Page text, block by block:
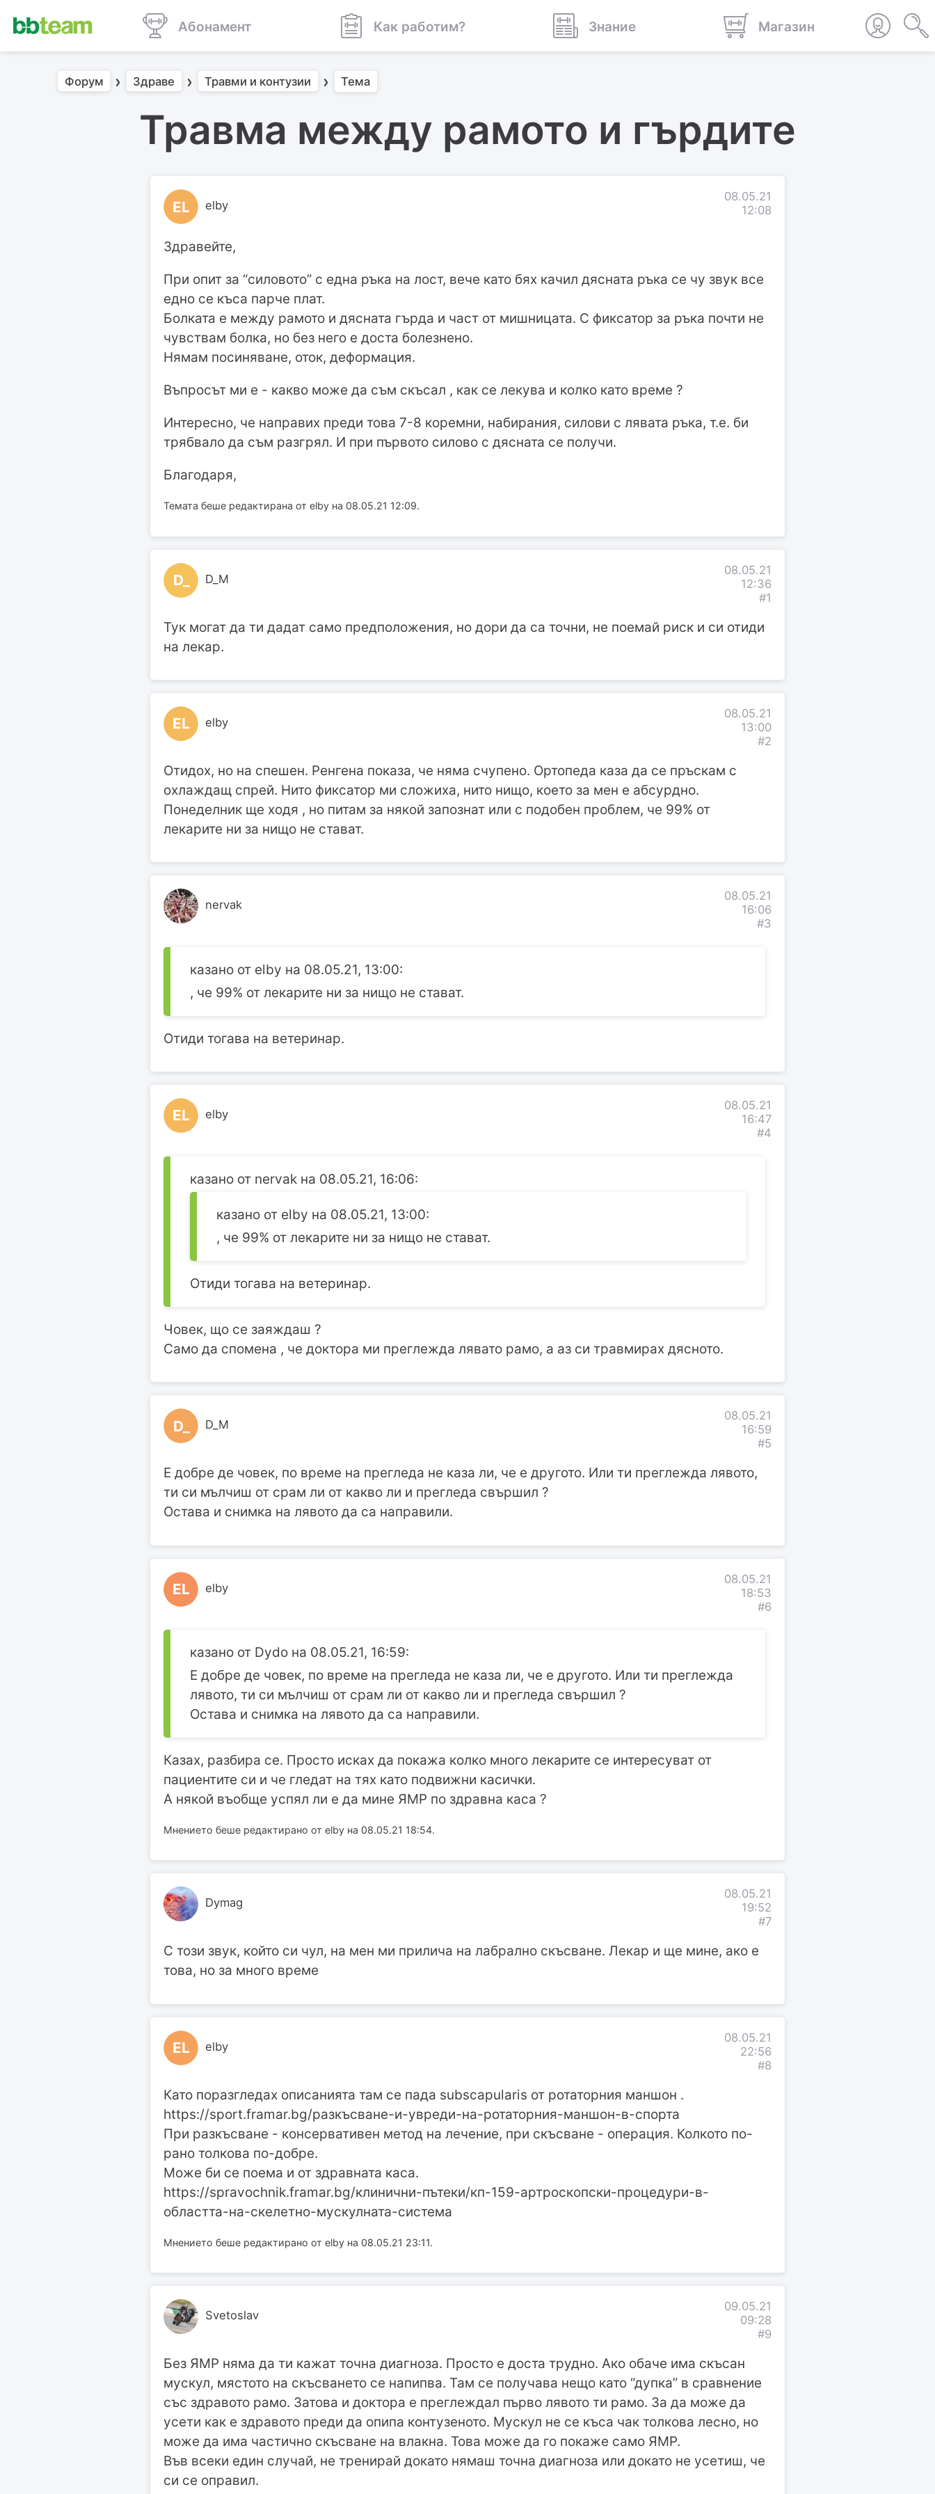
Абонамент Как работим? Знание Магазин
Форум Здраве Травми и контузии Тема
Травма между рамото и гърдите
EL elby
08.05.21
12:08
Здравейте,
При опит за “силовото” с една ръка на лост, вече като бях качил дясната ръка се чу звук все
едно се къса парче плат.
Болката е между рамото и дясната гърда и част от мишницата. С фиксатор за ръка почти не
чувствам болка, но без него е доста болезнено.
Нямам посиняване, оток, деформация.
Въпросът ми е - какво може да съм скъсал , как се лекува и колко като време ?
Интересно, че направих преди това 7-8 коремни, набирания, силови с лявата ръка, т.е. би
трябвало да съм разгрял. И при първото силово с дясната се получи.
Благодаря,
Темата беше редактирана от elby на 08.05.21 12:09.
D_ D_M
08.05.21
12:36
#1
Тук могат да ти дадат само предположения, но дори да са точни, не поемай риск и си отиди
на лекар.
EL elby
08.05.21
13:00
#2
Отидох, но на спешен. Ренгена показа, че няма счупено. Ортопеда каза да се пръскам с
охлаждащ спрей. Нито фиксатор ми сложиха, нито нищо, което за мен е абсурдно.
Понеделник ще ходя , но питам за някой запознат или с подобен проблем, че 99% от
лекарите ни за нищо не стават.
nervak
08.05.21
16:06
#3
казано от elby на 08.05.21, 13:00:
, че 99% от лекарите ни за нищо не стават.
Отиди тогава на ветеринар.
EL elby
08.05.21
16:47
#4
казано от nervak на 08.05.21, 16:06:
казано от elby на 08.05.21, 13:00:
, че 99% от лекарите ни за нищо не стават.
Отиди тогава на ветеринар.
Човек, що се заяждаш ?
Само да спомена , че доктора ми преглежда лявато рамо, а аз си травмирах дясното.
D_ D_M
08.05.21
16:59
#5
Е добре де човек, по време на прегледа не каза ли, че е другото. Или ти преглежда лявото,
ти си мълчиш от срам ли от какво ли и прегледа свършил ?
Остава и снимка на лявото да са направили.
EL elby
08.05.21
18:53
#6
казано от Dydo на 08.05.21, 16:59:
Е добре де човек, по време на прегледа не каза ли, че е другото. Или ти преглежда
лявото, ти си мълчиш от срам ли от какво ли и прегледа свършил ?
Остава и снимка на лявото да са направили.
Казах, разбира се. Просто исках да покажа колко много лекарите се интересуват от
пациентите си и че гледат на тях като подвижни касички.
А някой въобще успял ли е да мине ЯМР по здравна каса ?
Мнението беше редактирано от elby на 08.05.21 18:54.
Dymag
08.05.21
19:52
#7
С този звук, който си чул, на мен ми прилича на лабрално скъсване. Лекар и ще мине, ако е
това, но за много време
EL elby
08.05.21
22:56
#8
Като поразгледах описанията там се пада subscapularis от ротаторния маншон .
https://sport.framar.bg/разкъсване-и-увреди-на-ротаторния-маншон-в-спорта
При разкъсване - консервативен метод на лечение, при скъсване - операция. Колкото по-
рано толкова по-добре.
Може би се поема и от здравната каса.
https://spravochnik.framar.bg/клинични-пътеки/кп-159-артроскопски-процедури-в-
областта-на-скелетно-мускулната-система
Мнението беше редактирано от elby на 08.05.21 23:11.
Svetoslav
09.05.21
09:28
#9
Без ЯМР няма да ти кажат точна диагноза. Просто е доста трудно. Ако обаче има скъсан
мускул, мястото на скъсването се напипва. Там се получава нещо като “дупка” в сравнение
със здравото рамо. Затова и доктора е преглеждал първо лявото ти рамо. За да може да
усети как е здравото преди да опипа контузеното. Мускул не се къса чак толкова лесно, но
може да има частично скъсване на влакна. Това може да го покаже само ЯМР.
Във всеки един случай, не тренирай докато нямаш точна диагноза или докато не усетиш, че
си се оправил.